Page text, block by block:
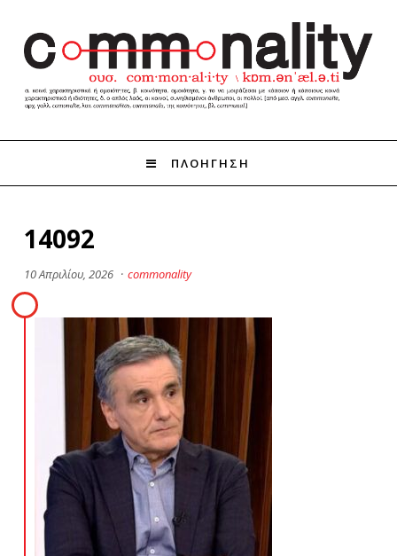
ΠΛΟΗΓΗΣΗ
14092
10 Απριλίου, 2026 · commonality